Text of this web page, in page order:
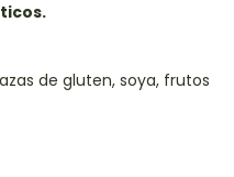
de gluten, soya, frutos